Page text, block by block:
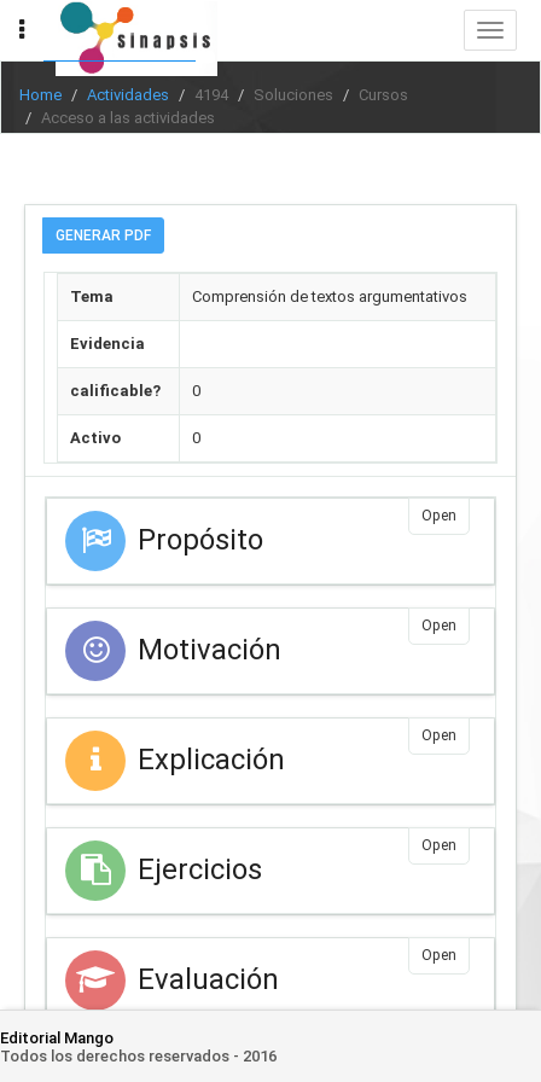
Toggle
Home Actividades 4194 Soluciones
Cursos
Acceso a las actividades
GENERAR PDF
Tema Comprensión de textos argumentativos
Evidencia
calificable? 0
Activo 0
Propósito
Open
Motivación
Open
Explicación
Open
Ejercicios
Open
Evaluación
Open
Editorial Mango
Todos los derechos reservados - 2016